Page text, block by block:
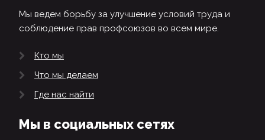
Мы ведем борьбу за улучшение условий труда и
соблюдение прав профсоюзов во всем мире.
Кто мы
Что мы делаем
Где нас найти
Мы в социальных сетях